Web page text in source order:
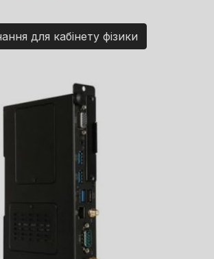
для кабінету фізики